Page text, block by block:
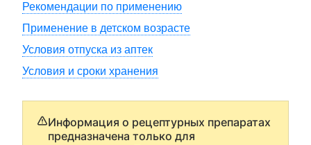
Рекомендации по применению
Применение в детском возрасте
Условия отпуска из аптек
Условия и сроки хранения
Информация о рецептурных препаратах
предназначена только для